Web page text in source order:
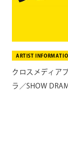
アプリ名：縦型
Google Play：
id=jp.co.fujitv.f
FOD SHORT：
ARTIST
クロスメディア
ラ／SHOW